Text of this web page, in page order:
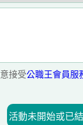
接受公職王會員服
活動未開始或已